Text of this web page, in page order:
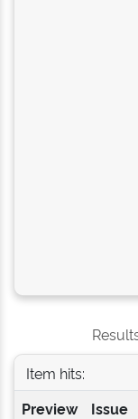
Item hits:
Preview
Issue